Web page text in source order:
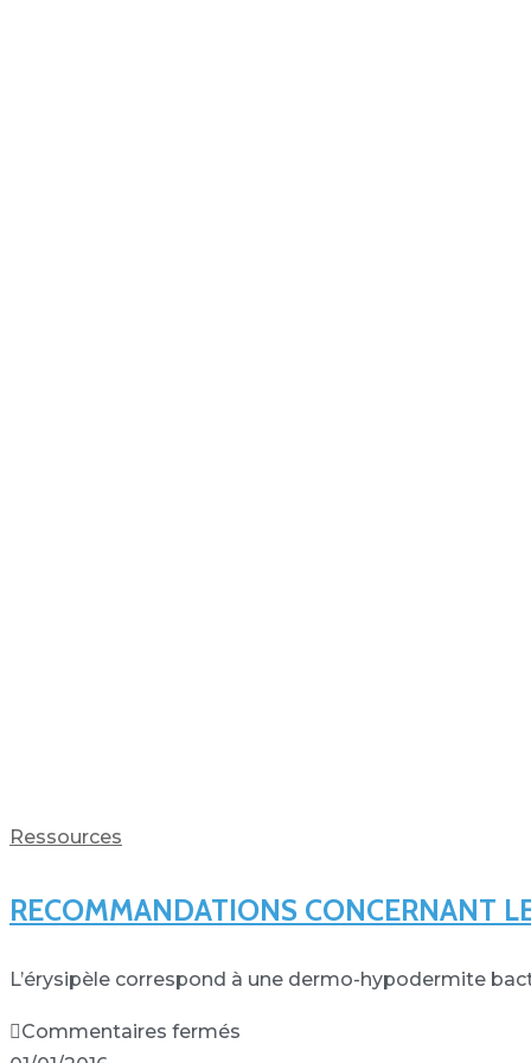
Ressources
RECOMMANDATIONS CONCERNANT
L’érysipèle correspond à une dermo-hypodermite
Commentaires fermés